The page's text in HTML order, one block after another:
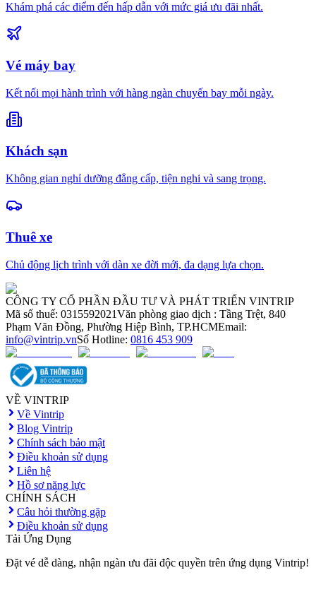
Khám phá các điểm đến hấp dẫn với mức giá ưu đãi nhất.
Vé máy bay
Kết nối mọi hành trình với hàng ngàn chuyến bay mỗi ngày.
Khách sạn
Không gian nghỉ dưỡng đẳng cấp, tiện nghi và sang trọng.
Thuê xe
Chủ động lịch trình với dàn xe đời mới, đa dạng lựa chọn.
CÔNG TY CỔ PHẦN ĐẦU TƯ VÀ PHÁT TRIỂN VINTRIP
Mã số thuế: 0315592021Văn phòng giao dịch : Tầng Trệt, 840
Phạm Văn Đồng, Phường Hiệp Bình, TP.HCMEmail:
info@vintrip.vnSố Hotline: 0816 453 909
VỀ VINTRIP
Về Vintrip
Blog Vintrip
Chính sách bảo mật
Điều khoản sử dụng
Liên hệ
Hồ sơ năng lực
CHÍNH SÁCH
Câu hỏi thường gặp
Điều khoản sử dụng
Tải Ứng Dụng
Đặt vé dễ dàng, nhận ngàn ưu đãi độc quyền trên ứng dụng Vintrip!